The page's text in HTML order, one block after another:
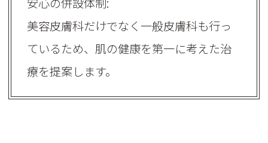
美容皮膚科だけでなく一般皮膚科も行っ
ているため、肌の健康を第一に考えた治
療を提案します。